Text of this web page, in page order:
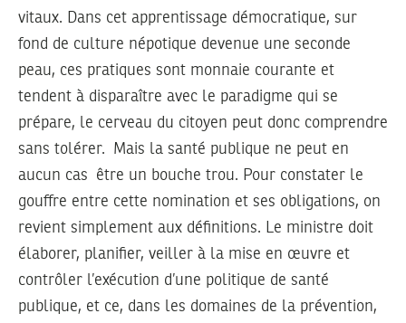
vitaux. Dans cet apprentissage démocratique, sur
fond de culture népotique devenue une seconde
peau, ces pratiques sont monnaie courante et
tendent à disparaître avec le paradigme qui se
prépare, le cerveau du citoyen peut donc comprendre
sans tolérer. Mais la santé publique ne peut en
aucun cas être un bouche trou. Pour constater le
gouffre entre cette nomination et ses obligations, on
revient simplement aux définitions. Le ministre doit
élaborer, planifier, veiller à la mise en œuvre et
contrôler l’exécution d’une politique de santé
publique, et ce, dans les domaines de la prévention,